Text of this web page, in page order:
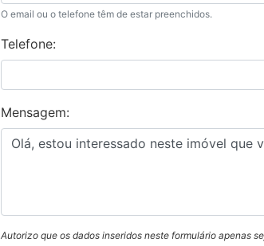
O email ou o telefone têm de estar preenchidos.
Telefone:
Mensagem:
Autorizo que os dados inseridos neste formulário apenas